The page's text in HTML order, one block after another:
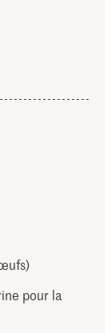
pour la